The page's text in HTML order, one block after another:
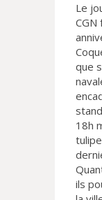
Le
CGN
que
18h
ils